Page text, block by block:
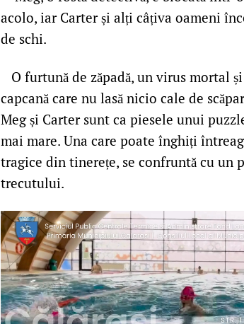
acolo, iar Carter și alți câțiva oameni
de schi.
O furtună de zăpadă, un virus mortal
capcană care nu lasă nicio cale de
Meg și Carter sunt ca piesele unui
mai mare. Una care poate înghiți
tragice din tinerețe, se confruntă cu un
trecutului.